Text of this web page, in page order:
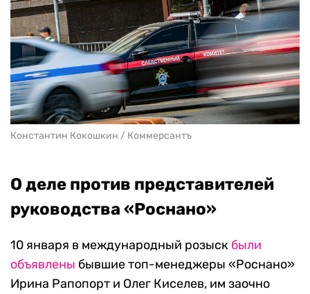
Константин Кокошкин / Коммерсантъ
О деле против представителей
руководства «Роснано»
10 января в международный розыск были
объявлены бывшие топ-менеджеры «Роснано»
Ирина Рапопорт и Олег Киселев, им заочно